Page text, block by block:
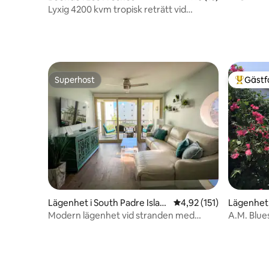
Lyxig 4200 kvm tropisk reträtt vid
Superhost
Superhost
Lägenhet i South Padre Islan
d
4,92 av 5 i
4,92 (151)
Modern lägenhet vid stranden med
A.M.